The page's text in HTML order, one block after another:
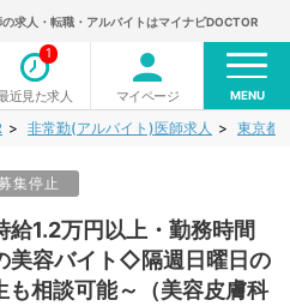
の求人・転職・アルバイトはマイナビDOCTOR
近見た求人
1
マイページ MENU
非常勤(アルバイト)医師求人 東京都
集停止
給1.2万円以上・勤務時間
美容バイト◇隔週日曜日の
相談可能～（美容皮膚科